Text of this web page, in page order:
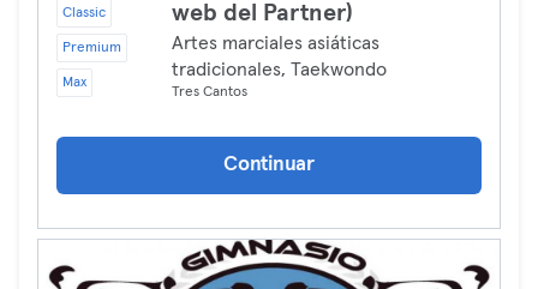
Classic
Premium
Max
web del Partner)
Artes marciales asiáticas
tradicionales, Taekwondo
Tres Cantos
Continuar